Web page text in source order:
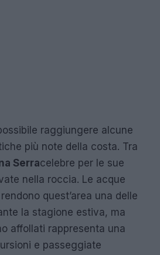
raggiungere alcune
più note della costa. Tra
Serracelebre per le sue
nella roccia. Le acque
quest’area una delle
la stagione estiva, ma
affollati rappresenta una
e passeggiate